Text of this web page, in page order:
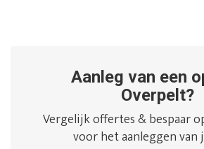
Aanleg van een
Overpelt?
Vergelijk offertes & bespaar
voor het aanleggen van